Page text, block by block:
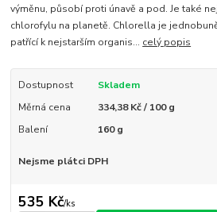
výměnu, působí proti únavě a pod. Je také
chlorofylu na planetě. Chlorella je
patřící k nejstarším organis... celý popis
Dostupnost
Skladem
Měrná cena
334,38 Kč / 100 g
Balení
160 g
Nejsme plátci DPH
535 Kč/ks